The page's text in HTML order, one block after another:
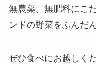
無農薬、無肥料にこ
ンドの野菜をふんだ
ぜひ食べにお越しくだ